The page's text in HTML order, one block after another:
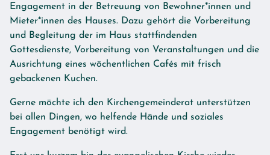
Engagement in der Betreuung von Bewohner*innen und
Mieter*innen des Hauses. Dazu gehört die Vorbereitung
und Begleitung der im Haus stattfindenden
Gottesdienste, Vorbereitung von Veranstaltungen und die
Ausrichtung eines wöchentlichen Cafés mit frisch
gebackenen Kuchen.
Gerne möchte ich den Kirchengemeinderat unterstützen
bei allen Dingen, wo helfende Hände und soziales
Engagement benötigt wird.